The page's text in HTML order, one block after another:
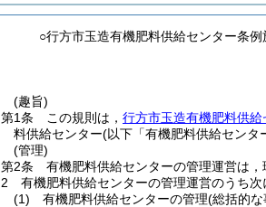
○行方市玉造有機肥料供給センター条例
(趣旨)
第1条
この規則は， 行方市玉造有機肥料供給
料供給センター(以下「有機肥料供給センタ
(管理)
第2条
有機肥料供給センターの管理運営は，
2
有機肥料供給センターの管理運営のうち
(1)
有機肥料供給センターの管理(総括的